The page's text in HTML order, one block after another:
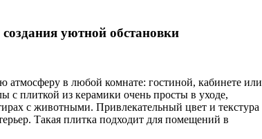
уютной обстановки
в любой комнате: гостиной, кабинете или
с плиткой из керамики очень просты в уходе,
с животными. Привлекательный цвет и текстура
Такая плитка подходит для помещений в